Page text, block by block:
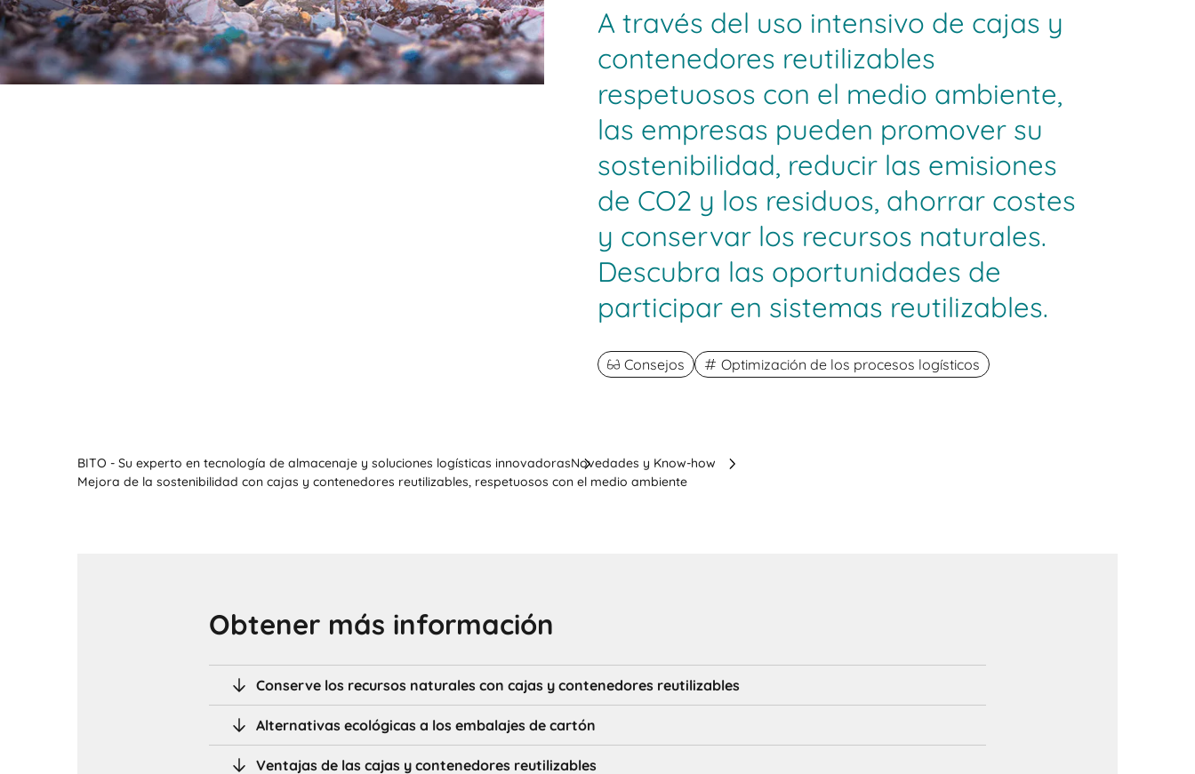
A través del uso intensivo de cajas y
contenedores reutilizables
respetuosos con el medio ambiente,
las empresas pueden promover su
sostenibilidad, reducir las emisiones
de CO2 y los residuos, ahorrar costes
y conservar los recursos naturales.
Descubra las oportunidades de
participar en sistemas reutilizables.
Consejos Optimización de los procesos logísticos
BITO - Su experto en tecnología de almacenaje y soluciones logísticas innovadorasNovedades y Know-how
Mejora de la sostenibilidad con cajas y contenedores reutilizables, respetuosos con el medio ambiente
Obtener más información
Conserve los recursos naturales con cajas y contenedores reutilizables
Alternativas ecológicas a los embalajes de cartón
Ventajas de las cajas y contenedores reutilizables